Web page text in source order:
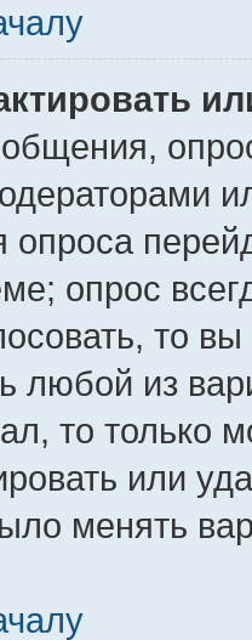
опроса
опрос
то
любой из
то только
или
менять